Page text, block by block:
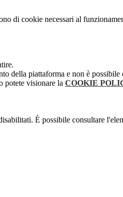
di cookie necessari al
della piattaforma e non è
potete visionare la COOKIE
È possibile consultare